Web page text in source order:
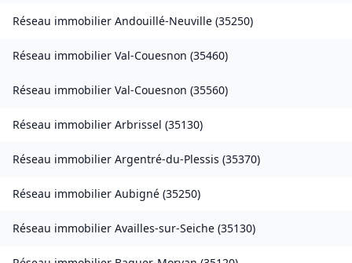
Réseau immobilier Andouillé-Neuville (35250)
Réseau immobilier Val-Couesnon (35460)
Réseau immobilier Val-Couesnon (35560)
Réseau immobilier Arbrissel (35130)
Réseau immobilier Argentré-du-Plessis (35370)
Réseau immobilier Aubigné (35250)
Réseau immobilier Availles-sur-Seiche (35130)